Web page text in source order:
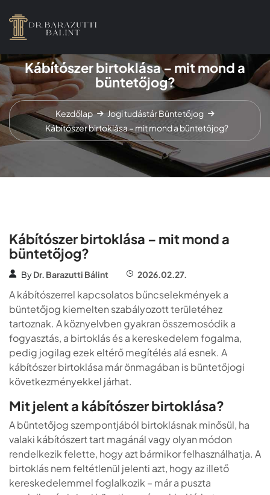
Kábítószer birtoklása – mit mond a
büntetőjog?
Kezdőlap Jogi tudástárBüntetőjog
Kábítószer birtoklása – mit mond a büntetőjog?
Kábítószer birtoklása – mit mond a
büntetőjog?
ByDr. Barazutti Bálint 2026.02.27.
A kábítószerrel kapcsolatos bűncselekmények a
büntetőjog kiemelten szabályozott területéhez
tartoznak. A köznyelvben gyakran összemosódik a
fogyasztás, a birtoklás és a kereskedelem fogalma,
pedig jogilag ezek eltérő megítélés alá esnek. A
kábítószer birtoklása már önmagában is büntetőjogi
következményekkel járhat.
Mit jelent a kábítószer birtoklása?
A büntetőjog szempontjából birtoklásnak minősül, ha
valaki kábítószert tart magánál vagy olyan módon
rendelkezik felette, hogy azt bármikor felhasználhatja. A
birtoklás nem feltétlenül jelenti azt, hogy az illető
kereskedelemmel foglalkozik – már a puszta